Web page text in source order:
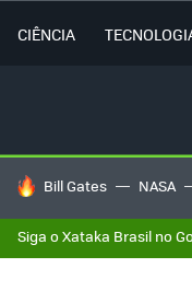
CIÊNCIA
TENDÊNCIAS DO DIA
Bill Gates NASA
Siga o Xataka Brasil no